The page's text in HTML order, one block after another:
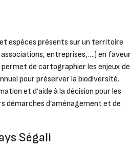
espèces présents sur un territoire
associations, entreprises,….) en faveur
de cartographier les enjeux de
pour préserver la biodiversité.
et d’aide à la décision pour les
démarches d’aménagement et de
Ségali